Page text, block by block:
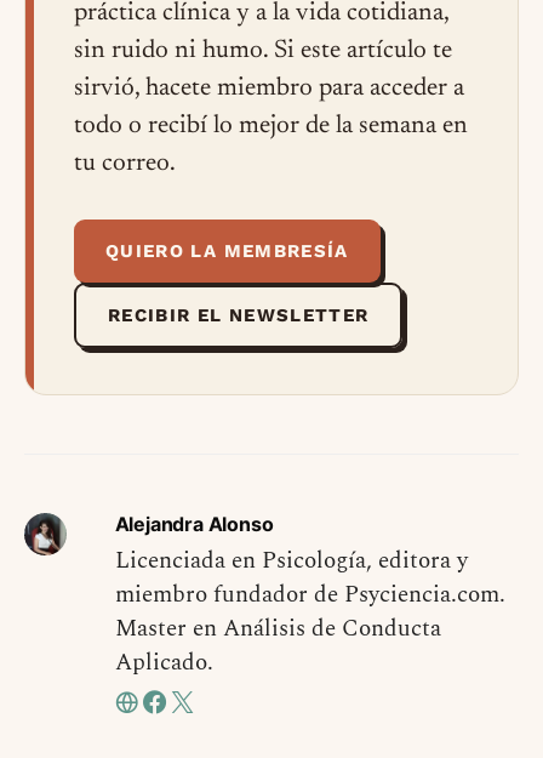
práctica clínica y a la vida cotidiana,
sin ruido ni humo. Si este artículo te
sirvió, hacete miembro para acceder a
todo o recibí lo mejor de la semana en
tu correo.
QUIERO LA MEMBRESÍA
RECIBIR EL NEWSLETTER
Alejandra Alonso
Licenciada en Psicología, editora y
miembro fundador de Psyciencia.com.
Master en Análisis de Conducta
Aplicado.